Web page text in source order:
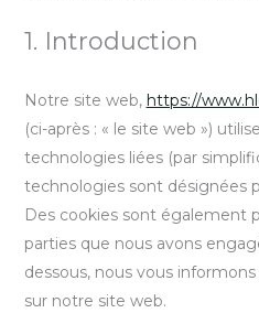
1. Introduction
Notre site web, https://
(ci-après : « le site web »)
technologies liées (par
technologies sont désignées
Des cookies sont également
parties que nous avons
dessous, nous vous
sur notre site web.